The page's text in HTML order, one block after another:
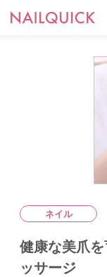
ネイル
健康な美爪
ッサージ